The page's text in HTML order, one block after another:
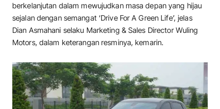
berkelanjutan dalam mewujudkan masa depan yang hijau
sejalan dengan semangat ‘Drive For A Green Life’, jelas
Dian Asmahani selaku Marketing & Sales Director Wuling
Motors, dalam keterangan resminya, kemarin.